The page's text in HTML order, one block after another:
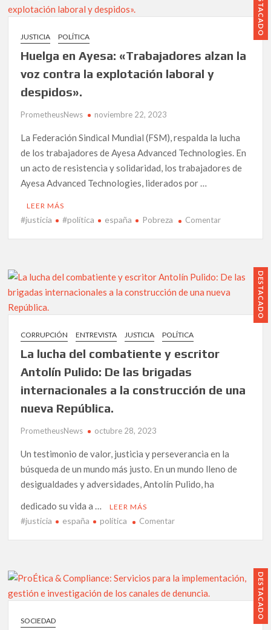
la
defensa
las
guerras
capitalistas
DESTACADO
JUSTICIA POLÍTICA
Huelga en Ayesa: «Trabajadores alzan la
voz contra la explotación laboral y
despidos».
PrometheusNews noviembre 22, 2023
La Federación Sindical Mundial (FSM), respalda la lucha
de los trabajadores de Ayesa Advanced Technologies. En
un acto de resistencia y solidaridad, los trabajadores de
Ayesa Advanced Technologies, liderados por …
LEER MÁS
#justicia #política españa Pobreza Comentaren
«Trabajadores
voz
despidos».
DESTACADO
CORRUPCIÓN ENTREVISTA JUSTICIA POLÍTICA
La lucha del combatiente y escritor
Antolín Pulido: De las brigadas
internacionales a la construcción de una
nueva República.
PrometheusNews octubre 28, 2023
Un testimonio de valor, justicia y perseverancia en la
búsqueda de un mundo más justo. En un mundo lleno de
desigualdades y adversidades, Antolín Pulido, ha
dedicado su vida a …
LEER MÁS
#justicia españa política Comentaren
combatiente
escritor
DESTACADO
SOCIEDAD